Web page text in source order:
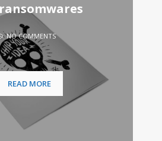
Les ransomwares
NO COMMENTS
READ MORE